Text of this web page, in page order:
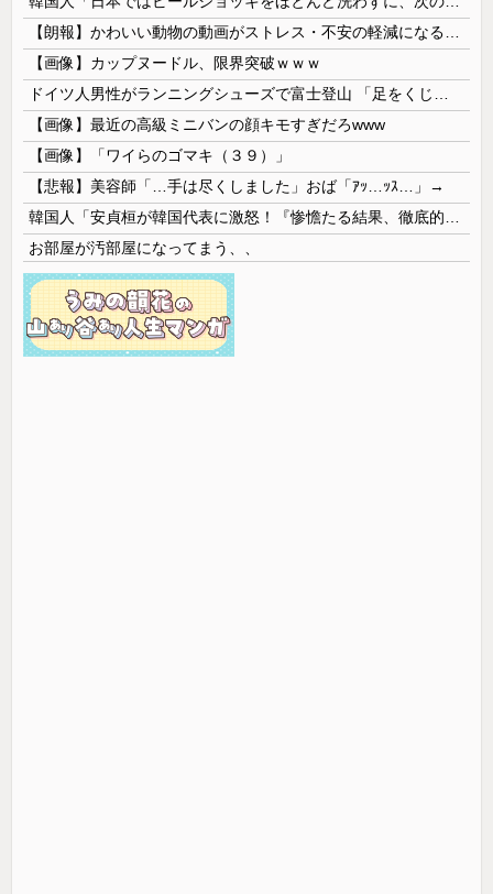
【画像】カップヌードル、限界突破ｗｗｗ
【画像】最近の高級ミニバンの顔キモすぎだろwww
【画像】「ワイらのゴマキ（３９）」
【悲報】美容師「…手は尽くしました」おば「ｱｯ…ｯｽ…」→
お部屋が汚部屋になってまう、、